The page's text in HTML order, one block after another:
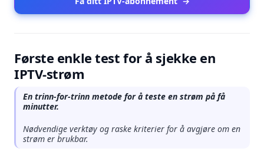
Første enkle test for å sjekke en
IPTV-strøm
En trinn-for-trinn metode for å teste en strøm på få
minutter.
Nødvendige verktøy og raske kriterier for å avgjøre om en
strøm er brukbar.